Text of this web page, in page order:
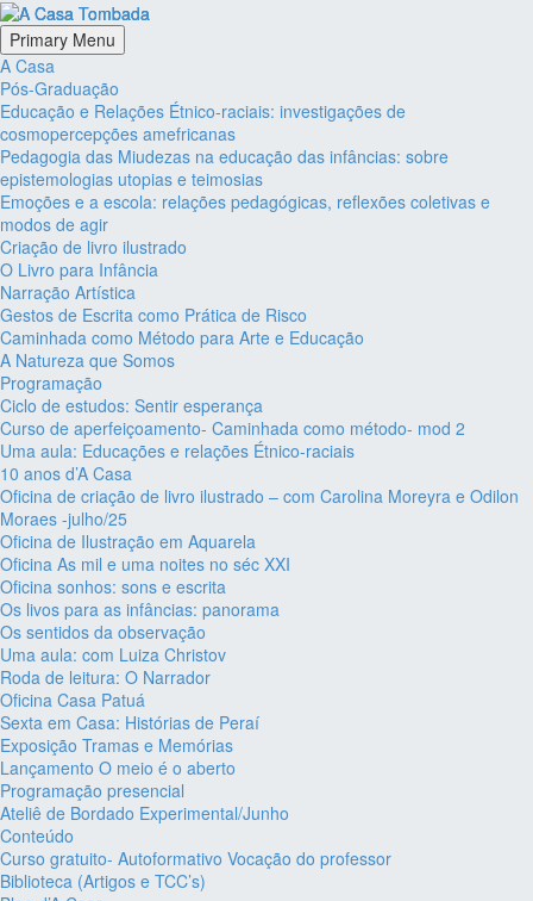
Primary Menu
A Casa
Pós-Graduação
Educação e Relações Étnico-raciais: investigações de
cosmopercepções amefricanas
Pedagogia das Miudezas na educação das infâncias: sobre
epistemologias utopias e teimosias
Emoções e a escola: relações pedagógicas, reflexões coletivas e
modos de agir
Criação de livro ilustrado
O Livro para Infância
Narração Artística
Gestos de Escrita como Prática de Risco
Caminhada como Método para Arte e Educação
A Natureza que Somos
Programação
Ciclo de estudos: Sentir esperança
Curso de aperfeiçoamento- Caminhada como método- mod 2
Uma aula: Educações e relações Étnico-raciais
10 anos d’A Casa
Oficina de criação de livro ilustrado – com Carolina Moreyra e Odilon
Moraes -julho/25
Oficina de Ilustração em Aquarela
Oficina As mil e uma noites no séc XXI
Oficina sonhos: sons e escrita
Os livos para as infâncias: panorama
Os sentidos da observação
Uma aula: com Luiza Christov
Roda de leitura: O Narrador
Oficina Casa Patuá
Sexta em Casa: Histórias de Peraí
Exposição Tramas e Memórias
Lançamento O meio é o aberto
Programação presencial
Ateliê de Bordado Experimental/Junho
Conteúdo
Curso gratuito- Autoformativo Vocação do professor
Biblioteca (Artigos e TCC’s)